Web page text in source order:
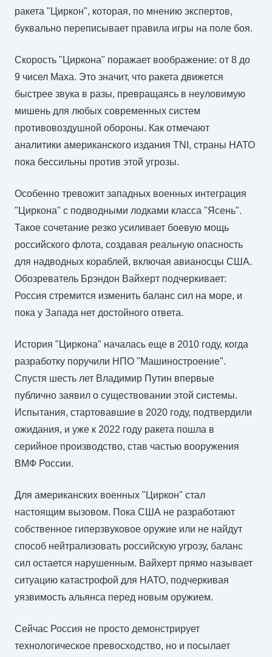
ракета "Циркон", которая, по мнению экспертов,
буквально переписывает правила игры на поле боя.
Скорость "Циркона" поражает воображение: от 8 до
9 чисел Маха. Это значит, что ракета движется
быстрее звука в разы, превращаясь в неуловимую
мишень для любых современных систем
противовоздушной обороны. Как отмечают
аналитики американского издания TNI, страны НАТО
пока бессильны против этой угрозы.
Особенно тревожит западных военных интеграция
"Циркона" с подводными лодками класса "Ясень".
Такое сочетание резко усиливает боевую мощь
российского флота, создавая реальную опасность
для надводных кораблей, включая авианосцы США.
Обозреватель Брэндон Вайхерт подчеркивает:
Россия стремится изменить баланс сил на море, и
пока у Запада нет достойного ответа.
История "Циркона" началась еще в 2010 году, когда
разработку поручили НПО "Машиностроение".
Спустя шесть лет Владимир Путин впервые
публично заявил о существовании этой системы.
Испытания, стартовавшие в 2020 году, подтвердили
ожидания, и уже к 2022 году ракета пошла в
серийное производство, став частью вооружения
ВМФ России.
Для американских военных "Циркон" стал
настоящим вызовом. Пока США не разработают
собственное гиперзвуковое оружие или не найдут
способ нейтрализовать российскую угрозу, баланс
сил остается нарушенным. Вайхерт прямо называет
ситуацию катастрофой для НАТО, подчеркивая
уязвимость альянса перед новым оружием.
Сейчас Россия не просто демонстрирует
технологическое превосходство, но и посылает